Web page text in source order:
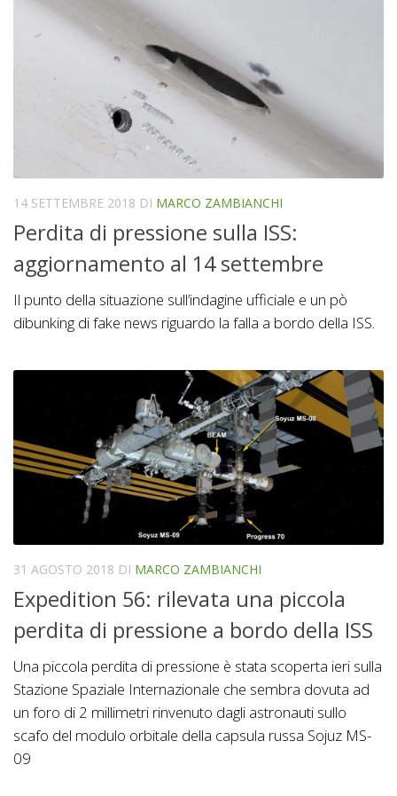
14 SETTEMBRE 2018 DI MARCO ZAMBIANCHI
Perdita di pressione sulla ISS:
aggiornamento al 14 settembre
Il punto della situazione sull’indagine ufficiale e un pò
dibunking di fake news riguardo la falla a bordo della ISS.
31 AGOSTO 2018 DI MARCO ZAMBIANCHI
Expedition 56: rilevata una piccola
perdita di pressione a bordo della ISS
Una piccola perdita di pressione è stata scoperta ieri sulla
Stazione Spaziale Internazionale che sembra dovuta ad
un foro di 2 millimetri rinvenuto dagli astronauti sullo
scafo del modulo orbitale della capsula russa Sojuz MS-
09